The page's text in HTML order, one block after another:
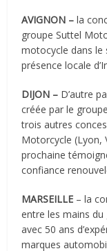
AVIGNON – la
groupe Suttel
motocycle dans le
présence locale
DIJON – D’autre
créée par le
trois autres
Motorcycle (Lyon,
prochaine
confiance
MARSEILLE – la
entre les mains
avec 50 ans
marques